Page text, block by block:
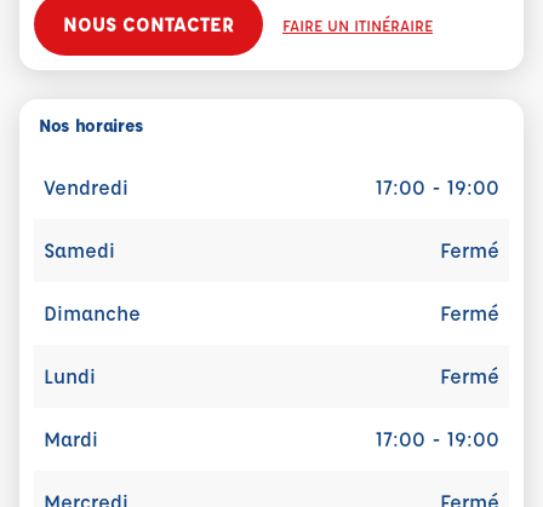
NOUS CONTACTER FAIRE UN ITINÉRAIRE
Nos horaires
Vendredi 17:00 - 19:00
Samedi Fermé
Dimanche Fermé
Lundi Fermé
Mardi 17:00 - 19:00
Mercredi Fermé